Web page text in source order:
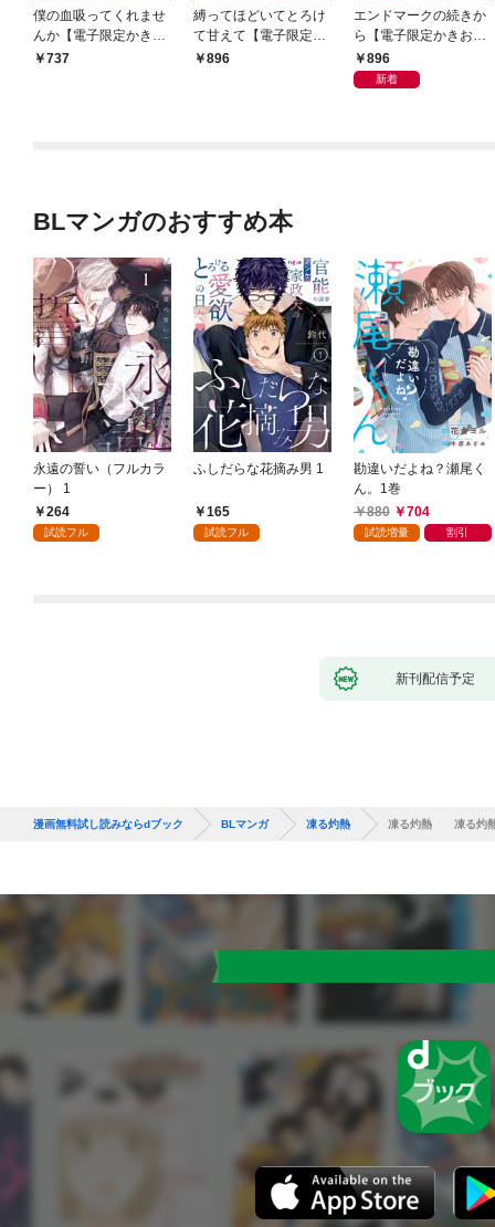
僕の血吸ってくれませ
んか【電子限定かきお
ろし漫画付】 1
737
縛ってほどいてとろけ
て甘えて【電子限定か
きおろし漫画付】
896
エンドマークの続きか
ら【電子限定かきおろ
し漫画付】
896
新着
BLマンガのおすすめ本
永遠の誓い（フルカラ
ー） 1
264
試読フル
ふしだらな花摘み男 1
165
試読フル
勘違いだよね？瀬尾く
ん。1巻
880
704
試読増量 割引
新刊配信予定
漫画無料試し読みならdブック BLマンガ 凍る灼熱 凍る灼熱 凍る灼熱